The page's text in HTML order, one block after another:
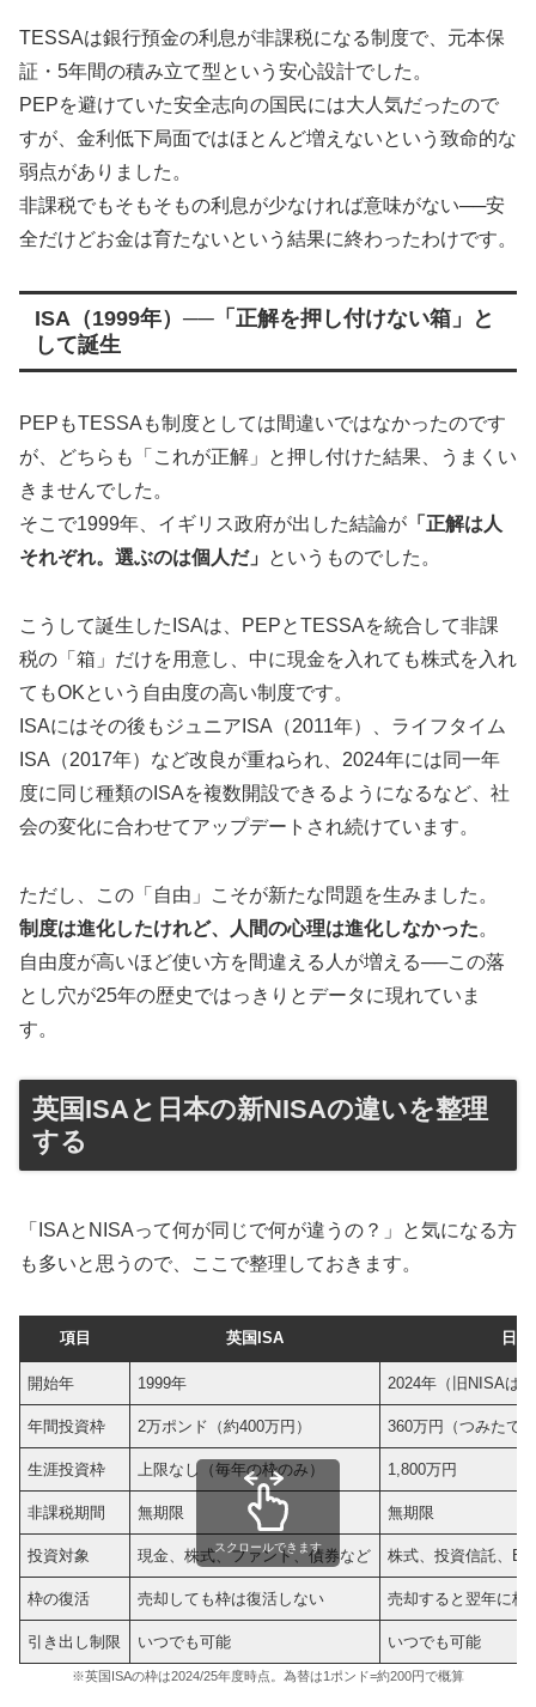
TESSAは銀行預金の利息が非課税になる制度で、元本保
証・5年間の積み立て型という安心設計でした。
PEPを避けていた安全志向の国民には大人気だったので
すが、金利低下局面ではほとんど増えないという致命的な
弱点がありました。
非課税でもそもそもの利息が少なければ意味がない──安
全だけどお金は育たないという結果に終わったわけです。
ISA（1999年）──「正解を押し付けない箱」と
して誕生
PEPもTESSAも制度としては間違いではなかったのです
が、どちらも「これが正解」と押し付けた結果、うまくい
きませんでした。
そこで1999年、イギリス政府が出した結論が 「正解は人
それぞれ。選ぶのは個人だ」
というものでした。
こうして誕生したISAは、PEPとTESSAを統合して非課
税の「箱」だけを用意し、中に現金を入れても株式を入れ
てもOKという自由度の高い制度です。
ISAにはその後もジュニアISA（2011年）、ライフタイム
ISA（2017年）など改良が重ねられ、2024年には同一年
度に同じ種類のISAを複数開設できるようになるなど、社
会の変化に合わせてアップデートされ続けています。
ただし、この「自由」こそが新たな問題を生みました。
制度は進化したけれど、人間の心理は進化しなかった。
自由度が高いほど使い方を間違える人が増える──この落
とし穴が25年の歴史ではっきりとデータに現れていま
す。
英国ISAと日本の新NISAの違いを整理
する
「ISAとNISAって何が同じで何が違うの？」と気になる方
も多いと思うので、ここで整理しておきます。
項目 英国ISA 日
開始年 1999年 2024年（旧NISAは
年間投資枠 2万ポンド（約400万円） 360万円（つみたて
生涯投資枠 上限なし（毎年の枠のみ） 1,800万円
非課税期間 無期限 無期限
投資対象 現金、株式、ファンド、債券など 株式、投資信託、
枠の復活 売却しても枠は復活しない 売却すると翌年に枠
引き出し制限 いつでも可能 いつでも可能
スクロールできます
※英国ISAの枠は2024/25年度時点。為替は1ポンド=約200円で概算